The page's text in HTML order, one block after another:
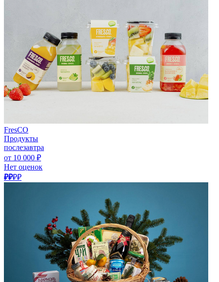
FresCO
Продукты
послезавтра
от 10 000 ₽
Нет оценок
₽₽₽₽